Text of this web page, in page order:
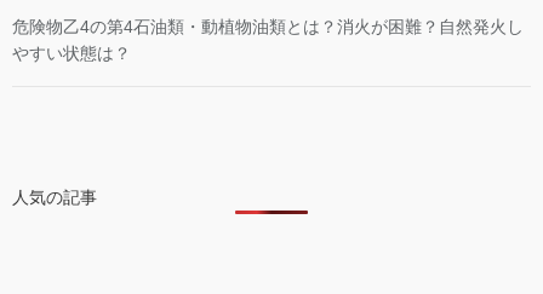
危険物乙4の第4石油類・動植物油類とは？消火が困難？自然発火し
やすい状態は？
人気の記事